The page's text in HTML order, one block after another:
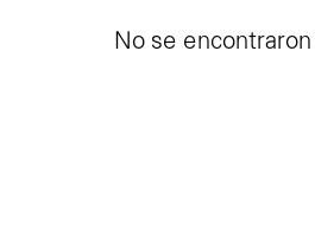
No se